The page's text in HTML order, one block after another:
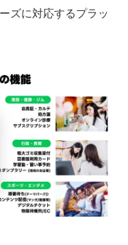
ズに対応するプラッ